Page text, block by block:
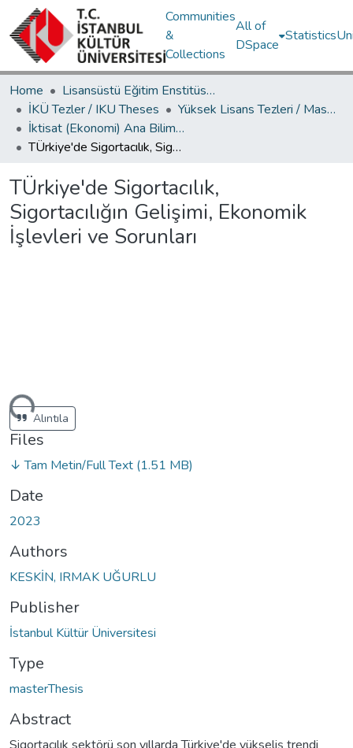
Communities
&
Collections
All of
DSpace
Statistics
Home
Lisansüstü Eğitim Enstitüsü / Postgraduate Education Institute
İKÜ Tezler / IKU Theses
Yüksek Lisans Tezleri / Master's Theses
İktisat (Ekonomi) Ana Bilim Dalı / Department of Economics
TÜrkiye'de Sigortacılık, Sigortacılığın Gelişimi, Ekonomik İşlevleri ve Sorunları
TÜrkiye'de Sigortacılık,
Sigortacılığın Gelişimi, Ekonomik
İşlevleri ve Sorunları
Alıntıla
Files
↓ Tam Metin/Full Text (1.51 MB)
Date
2023
Authors
KESKİN, IRMAK UĞURLU
Publisher
İstanbul Kültür Üniversitesi
Type
masterThesis
Abstract